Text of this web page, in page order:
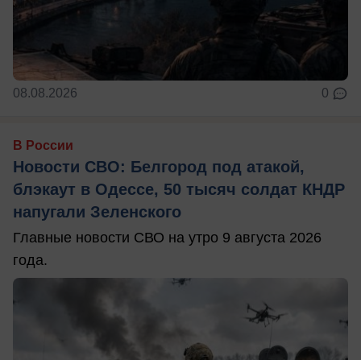
08.08.2026 0
В России
Новости СВО: Белгород под атакой,
блэкаут в Одессе, 50 тысяч солдат КНДР
напугали Зеленского
Главные новости СВО на утро 9 августа 2026
года.